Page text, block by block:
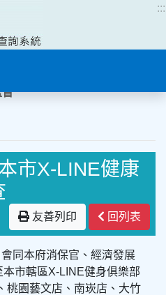
:::
督
市X-LINE健康
友善列印 回列表
同本府消保官、經濟發展
市轄區X-LINE健身俱樂部
桃園藝文店、南崁店、大竹